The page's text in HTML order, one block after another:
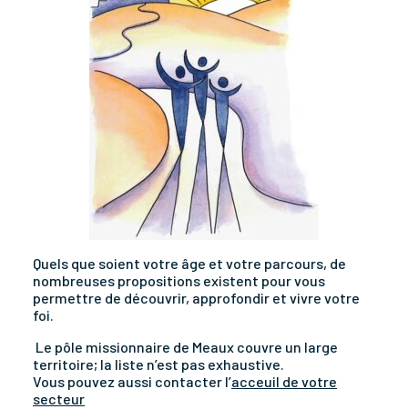
Quels que soient votre âge et votre parcours, de
nombreuses propositions existent pour vous
permettre de découvrir, approfondir et vivre votre
foi.
Le pôle missionnaire de Meaux couvre un large
territoire; la liste n’est pas exhaustive.
Vous pouvez aussi contacter l’acceuil de votre
secteur